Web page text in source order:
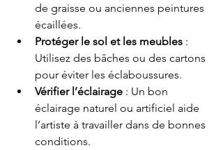
de graisse ou anciennes peintures
écaillées.
Protéger le sol et les meubles :
Utilisez des bâches ou des cartons
pour éviter les éclaboussures.
Vérifier l’éclairage : Un bon
éclairage naturel ou artificiel aide
l’artiste à travailler dans de bonnes
conditions.